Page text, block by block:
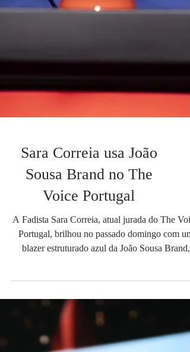
Sara Correia usa João
Sousa Brand no The
Voice Portugal
desenvolvido especialmente para ela e para a
de tira teimas. Fotos : Instagram The Voice &